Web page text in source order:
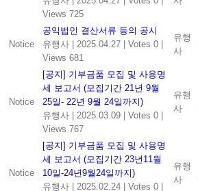
Views 725
Notice
공익법인 결산서류 등의 공시
유행사
2025.04.27 Votes 0
Views 681
유행
사
Notice
[공지] 기부금품 모집 및 사용명
세 보고서 (모집기간 21년 9월
25일- 22년 9월 24일까지)
유행사
2025.03.09 Votes 0
Views 767
유행
사
Notice
[공지] 기부금품 모집 및 사용명
세 보고서 (모집기간 23년11월
10일-24년9월24일까지)
유행사
2025.02.24 Votes 0
유행
사